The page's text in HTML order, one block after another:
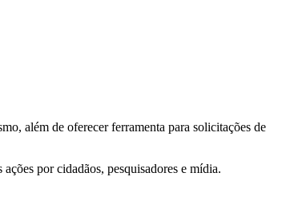
além de oferecer ferramenta para solicitações de
por cidadãos, pesquisadores e mídia.